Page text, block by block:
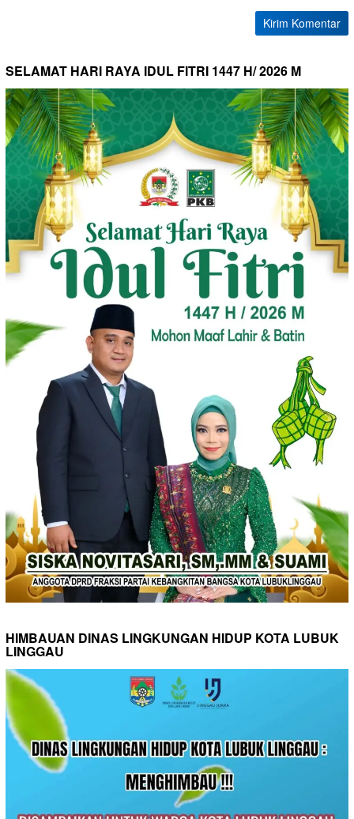
SELAMAT HARI RAYA IDUL FITRI 1447 H/ 2026 M
HIMBAUAN DINAS LINGKUNGAN HIDUP KOTA LUBUK
LINGGAU